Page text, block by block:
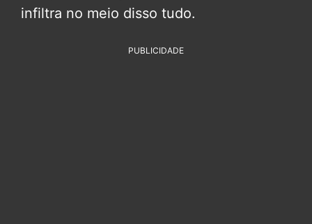
infiltra no meio disso tudo.
PUBLICIDADE